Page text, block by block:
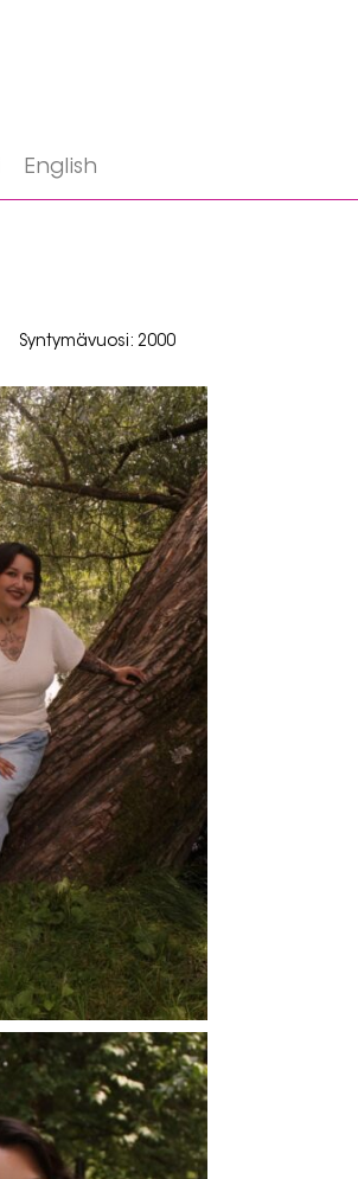
English
Syntymävuosi: 2000